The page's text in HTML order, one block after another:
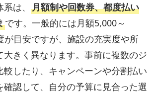
は、 月額制や回数券、都度払い
です。一般的には月額5,000～
が目安ですが、施設の充実度や所
大きく異なります。事前に複数のジ
較したり、キャンペーンや分割払い
確認して、自分の予算に見合った選